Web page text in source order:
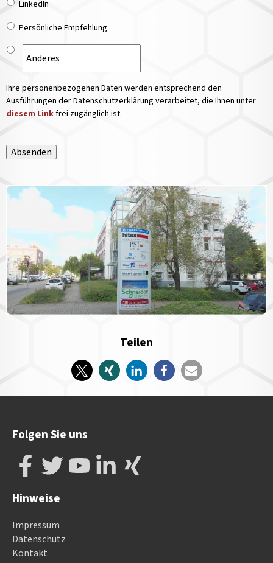
LinkedIn
Persönliche Empfehlung
Ihre personenbezogenen Daten werden entsprechend den
Ausführungen der Datenschutzerklärung verarbeitet, die Ihnen unter
diesem Linkfrei zugänglich ist.
Absenden
Teilen
Folgen Sie uns
Hinweise
Impressum
Datenschutz
Kontakt